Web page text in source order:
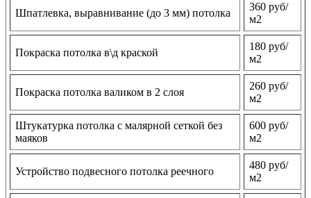
Шпатлевка, выравнивание (до 3 мм) потолка
360 руб/
м2
Покраска потолка в\д краской
180 руб/
м2
Покраска потолка валиком в 2 слоя
260 руб/
м2
Штукатурка потолка с малярной сеткой без
маяков
600 руб/
м2
Устройство подвесного потолка реечного
480 руб/
м2